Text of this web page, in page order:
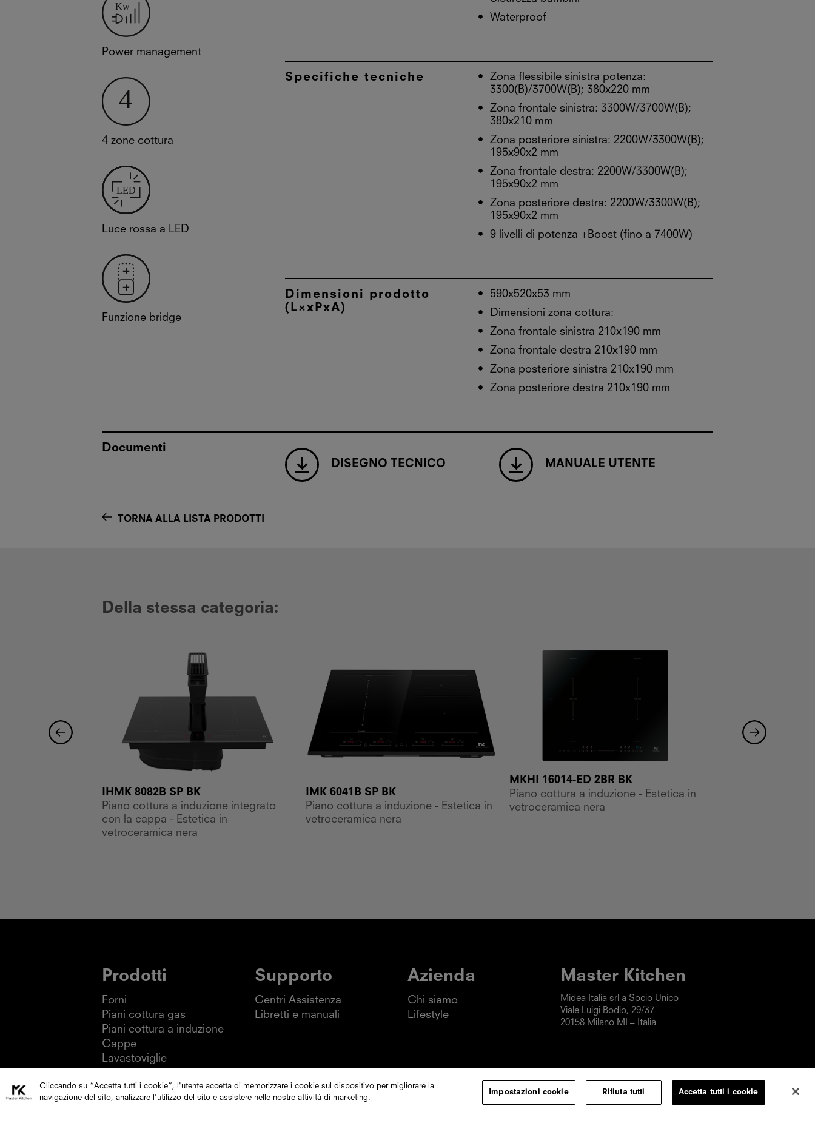
Power management
4 zone cottura
Luce rossa a LED
Funzione bridge
Waterproof
Specifiche tecniche
Zona flessibile sinistra potenza:
3300(B)/3700W(B); 380x220 mm
Zona frontale sinistra: 3300W/3700W(B);
380x210 mm
Zona posteriore sinistra: 2200W/3300W(B);
195x90x2 mm
Zona frontale destra: 2200W/3300W(B);
195x90x2 mm
Zona posteriore destra: 2200W/3300W(B);
195x90x2 mm
9 livelli di potenza +Boost (fino a 7400W)
Dimensioni prodotto
(L×xPxA)
590x520x53 mm
Dimensioni zona cottura:
Zona frontale sinistra 210x190 mm
Zona frontale destra 210x190 mm
Zona posteriore sinistra 210x190 mm
Zona posteriore destra 210x190 mm
Documenti
DISEGNO TECNICO MANUALE UTENTE
TORNA ALLA LISTA PRODOTTI
Della stessa categoria:
IHMK 8082B SP BK
Piano cottura a induzione integrato
con la cappa - Estetica in
vetroceramica nera
IMK 6041B SP BK
Piano cottura a induzione - Estetica in
vetroceramica nera
MKHI 16014-ED 2BR BK
Piano cottura a induzione - Estetica in
vetroceramica nera
Prodotti
Forni
Piani cottura gas
Piani cottura a induzione
Cappe
Lavastoviglie
Supporto
Centri Assistenza
Libretti e manuali
Azienda
Chi siamo
Lifestyle
Master Kitchen
Midea Italia srl a Socio Unico
Viale Luigi Bodio, 29/37
20158 Milano MI – Italia
Cliccando su “Accetta tutti i cookie”, l'utente accetta di memorizzare i cookie sul dispositivo per migliorare la
navigazione del sito, analizzare l'utilizzo del sito e assistere nelle nostre attività di marketing.
Impostazioni cookie Rifiuta tutti Accetta tutti i cookie